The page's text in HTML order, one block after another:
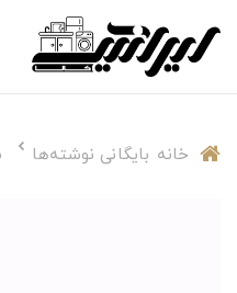
خانه بایگانی نوشته‌ها